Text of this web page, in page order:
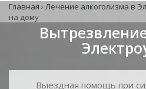
Главная › Лечение алкоголизма в
на дому
Выездная помощь при